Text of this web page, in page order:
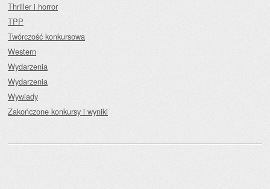
Thriller i horror
TPP
Twórczość konkursowa
Western
Wydarzenia
Wydarzenia
Wywiady
Zakończone konkursy i wyniki